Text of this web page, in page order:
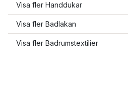
Visa fler Handdukar
Visa fler Badlakan
Visa fler Badrumstextilier